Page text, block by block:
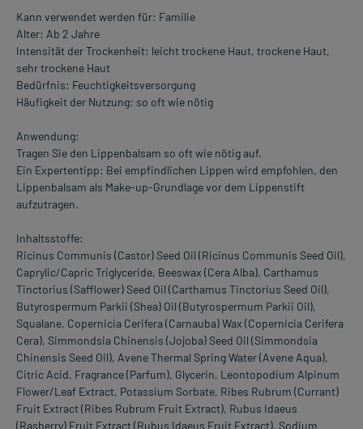
Kann verwendet werden für: Familie
Alter: Ab 2 Jahre
Intensität der Trockenheit: leicht trockene Haut, trockene Haut,
sehr trockene Haut
Bedürfnis: Feuchtigkeitsversorgung
Häufigkeit der Nutzung: so oft wie nötig
Anwendung:
Tragen Sie den Lippenbalsam so oft wie nötig auf.
Ein Expertentipp: Bei empfindlichen Lippen wird empfohlen, den
Lippenbalsam als Make-up-Grundlage vor dem Lippenstift
aufzutragen.
Inhaltsstoffe:
Ricinus Communis (Castor) Seed Oil (Ricinus Communis Seed Oil),
Caprylic/Capric Triglyceride, Beeswax (Cera Alba), Carthamus
Tinctorius (Safflower) Seed Oil (Carthamus Tinctorius Seed Oil),
Butyrospermum Parkii (Shea) Oil (Butyrospermum Parkii Oil),
Squalane, Copernicia Cerifera (Carnauba) Wax (Copernicia Cerifera
Cera), Simmondsia Chinensis (Jojoba) Seed Oil (Simmondsia
Chinensis Seed Oil), Avene Thermal Spring Water (Avene Aqua),
Citric Acid, Fragrance (Parfum), Glycerin, Leontopodium Alpinum
Flower/Leaf Extract, Potassium Sorbate, Ribes Rubrum (Currant)
Fruit Extract (Ribes Rubrum Fruit Extract), Rubus Idaeus
(Rasberry) Fruit Extract (Rubus Idaeus Fruit Extract), Sodium